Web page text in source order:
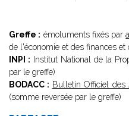
Greffe : émoluments fixés par
de l'économie et des finances
INPI : Institut National de la
par le greffe)
BODACC : Bulletin Officiel des
(somme reversée par le greffe)